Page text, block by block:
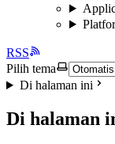
RSS
Pilih tema
Di halaman ini
Di halaman